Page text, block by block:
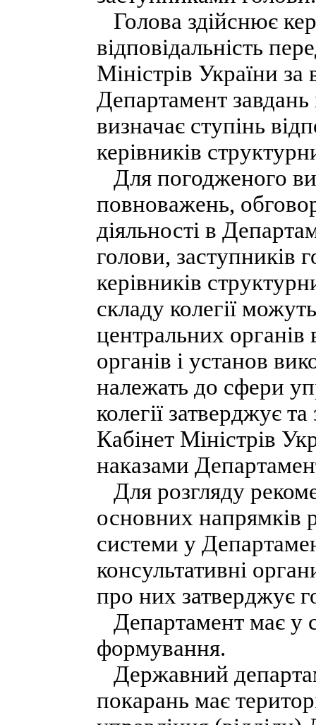
Голова здійснює
відповідальність
Міністрів України
Департамент завдань
визначає ступінь
керівників
Для погодженого
повноважень,
діяльності в
голови, заступників
керівників
складу колегії
центральних органів
органів і установ
належать до сфери
колегії затверджує
Кабінет Міністрів
наказами
Для розгляду
основних напрямків
системи у
консультативні
про них затверджує
Департамент має у
формування.
Державний
покарань має